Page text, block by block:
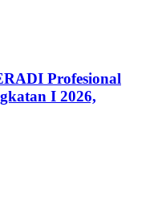
Profesional
I 2026,